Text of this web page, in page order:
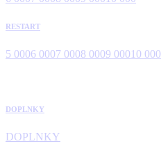
RESTART
5 0006 0007 0008 0009 00010 000
DOPLNKY
DOPLNKY